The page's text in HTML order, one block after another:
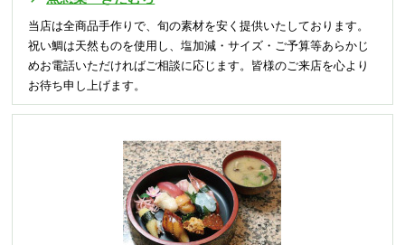
当店は全商品手作りで、旬の素材を安く提供いたしております。
祝い鯛は天然ものを使用し、塩加減・サイズ・ご予算等あらかじ
めお電話いただければご相談に応じます。皆様のご来店を心より
お待ち申し上げます。